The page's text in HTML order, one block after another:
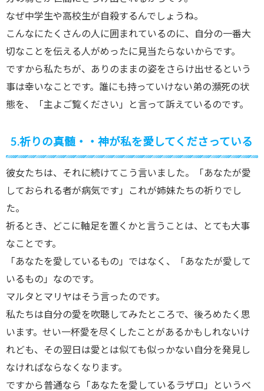
なぜ中学生や高校生が自殺するんでしょうね。
こんなにたくさんの人に囲まれているのに、自分の一番大
切なことを伝える人がめったに見当たらないからです。
ですから私たちが、ありのままの姿をさらけ出せるという
事は幸いなことです。誰にも持っていけない弟の瀕死の状
態を、「主よご覧ください」と言って訴えているのです。
5.祈りの真髄・・神が私を愛してくださっている
彼女たちは、それに続けてこう言いました。「あなたが愛
しておられる者が病気です」これが姉妹たちの祈りでし
た。
祈るとき、どこに軸足を置くかと言うことは、とても大事
なことです。
「あなたを愛しているもの」ではなく、「あなたが愛して
いるもの」なのです。
マルタとマリヤはそう言ったのです。
私たちは自分の愛を吹聴してみたところで、後ろめたく思
います。せい一杯愛を尽くしたことがあるかもしれないけ
れども、その翌日は愛とは似ても似っかない自分を発見し
なければならなくなります。
ですから普通なら「あなたを愛しているラザロ」というべ